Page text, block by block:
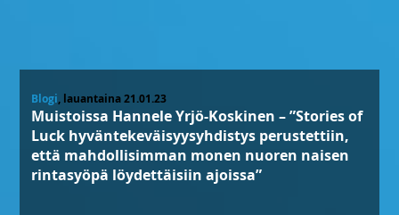
Blogi, lauantaina 21.01.23
Muistoissa Hannele Yrjö-Koskinen – ”Stories of
Luck hyväntekeväisyysyhdistys perustettiin,
että mahdollisimman monen nuoren naisen
rintasyöpä löydettäisiin ajoissa”